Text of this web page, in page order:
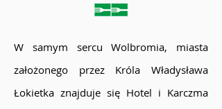
W samym sercu Wolbromia, miasta
założonego przez Króla Władysława
Łokietka znajduje się Hotel i Karczma